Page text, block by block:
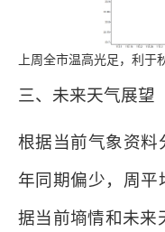
上周全市温高光足，利于
三、未来天气展望
根据当前气象资料
年同期偏少，周平
据当前墒情和未来